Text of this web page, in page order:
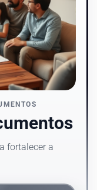
fortalecer a